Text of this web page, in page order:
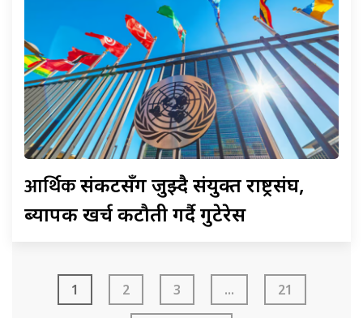
आर्थिकसंकटसँग जुझ्दै संयुक्त राष्ट्रसंघ,
ब्यापक खर्च कटौती गर्दै गुटेरेस
1 2 3 ... 21